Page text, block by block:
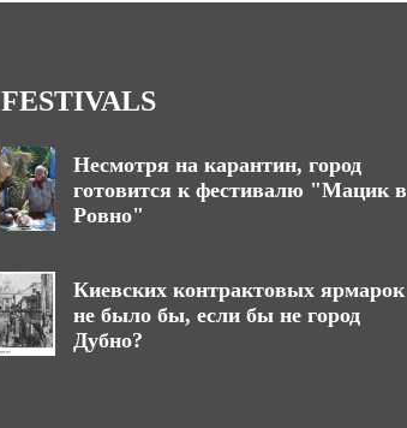
FESTIVALS
Несмотря на карантин, город
готовится к фестивалю "Мацик в
Ровно"
Киевских контрактовых ярмарок
не было бы, если бы не город
Дубно?